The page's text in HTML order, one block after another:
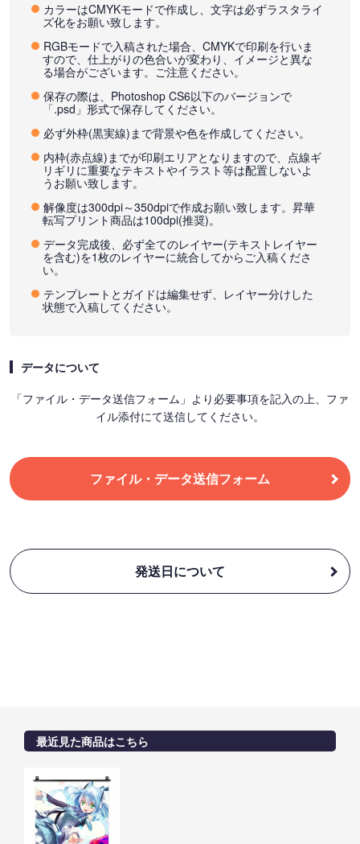
カラーはCMYKモードで作成し、文字は必ずラスタライ
ズ化をお願い致します。
RGBモードで入稿された場合、CMYKで印刷を行いま
すので、仕上がりの色合いが変わり、イメージと異な
る場合がございます。ご注意ください。
保存の際は、Photoshop CS6以下のバージョンで
「.psd」形式で保存してください。
必ず外枠(黒実線)まで背景や色を作成してください。
内枠(赤点線)までが印刷エリアとなりますので、点線ギ
リギリに重要なテキストやイラスト等は配置しないよ
うお願い致します。
解像度は300dpi～350dpiで作成お願い致します。昇華
転写プリント商品は100dpi(推奨)。
データ完成後、必ず全てのレイヤー(テキストレイヤー
を含む)を1枚のレイヤーに統合してからご入稿くださ
い。
テンプレートとガイドは編集せず、レイヤー分けした
状態で入稿してください。
データについて
「ファイル・データ送信フォーム」より必要事項を記入の上、ファ
イル添付にて送信してください。
ファイル・データ送信フォーム
発送日について
最近見た商品はこちら